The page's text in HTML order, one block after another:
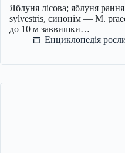
Яблуня лісова; яблуня
sylvestris, синонім — M.
до 10 м заввишки…
Енциклопедія